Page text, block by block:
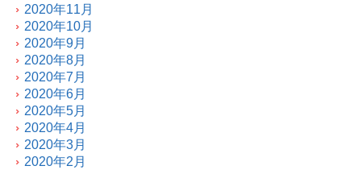
2020年11月
2020年10月
2020年9月
2020年8月
2020年7月
2020年6月
2020年5月
2020年4月
2020年3月
2020年2月